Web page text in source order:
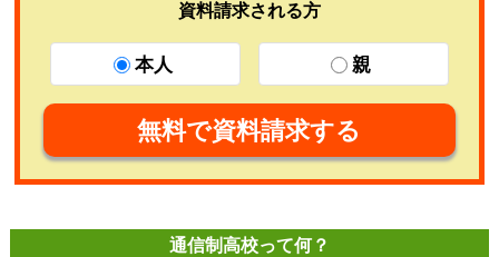
資料請求される方
本人 親
無料で資料請求する
通信制高校って何？